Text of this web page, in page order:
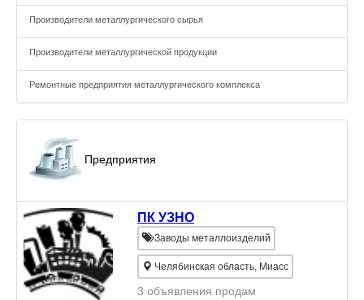
Производители металлургического сырья
Производители металлургической продукции
Ремонтные предприятия металлургического комплекса
Предприятия
ПК УЗНО
Заводы металлоизделий
Челябинская область, Миасс
3 объявления продам